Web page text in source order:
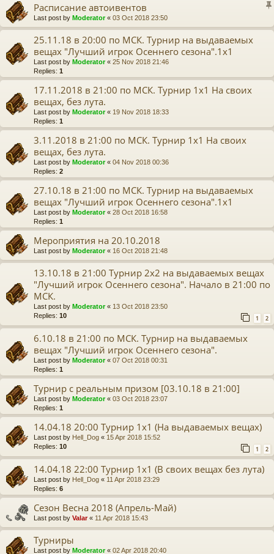
Расписание автоивентов
Last post by Moderator« 03 Oct 2018 23:50
25.11.18 в 20:00 по МСК. Турнир на выдаваемых
вещах "Лучший игрок Осеннего сезона".1x1
Last post by Moderator« 25 Nov 2018 21:46
Replies: 1
17.11.2018 в 21:00 по МСК. Турнир 1х1 На своих
вещах, без лута.
Last post by Moderator« 19 Nov 2018 18:33
Replies: 1
3.11.2018 в 21:00 по МСК. Турнир 1х1 На своих
вещах, без лута.
Last post by Moderator« 04 Nov 2018 00:36
Replies: 2
27.10.18 в 21:00 по МСК. Турнир на выдаваемых
вещах "Лучший игрок Осеннего сезона".1x1
Last post by Moderator« 28 Oct 2018 16:58
Replies: 1
Мероприятия на 20.10.2018
Last post by Moderator« 16 Oct 2018 21:48
13.10.18 в 21:00 Турнир 2x2 на выдаваемых вещах
"Лучший игрок Осеннего сезона". Начало в 21:00 по
МСК.
Last post by Moderator« 13 Oct 2018 23:50
Replies: 10 1 2
6.10.18 в 21:00 по МСК. Турнир на выдаваемых
вещах "Лучший игрок Осеннего сезона".
Last post by Moderator« 07 Oct 2018 00:31
Replies: 1
Турнир с реальным призом [03.10.18 в 21:00]
Last post by Moderator« 03 Oct 2018 23:07
Replies: 1
14.04.18 20:00 Турнир 1х1 (На выдаваемых вещах)
Last post by Hell_Dog « 15 Apr 2018 15:52
Replies: 10 1 2
14.04.18 22:00 Турнир 1х1 (В своих вещах без лута)
Last post by Hell_Dog « 11 Apr 2018 23:29
Replies: 6
Сезон Весна 2018 (Апрель-Май)
Last post by Valar« 11 Apr 2018 15:43
Турниры
Last post by Moderator« 02 Apr 2018 20:40